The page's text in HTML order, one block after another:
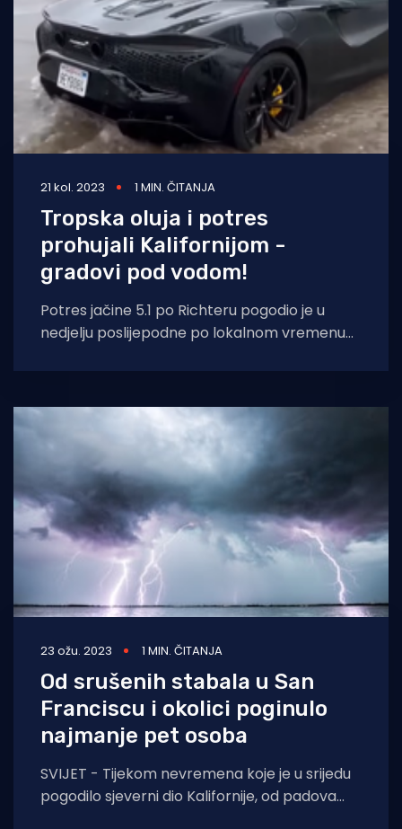
21 kol. 2023 1 MIN. ČITANJA
Tropska oluja i potres
prohujali Kalifornijom -
gradovi pod vodom!
Potres jačine 5.1 po Richteru pogodio je u
nedjelju poslijepodne po lokalnom vremenu
23 ožu. 2023 1 MIN. ČITANJA
Od srušenih stabala u San
Franciscu i okolici poginulo
najmanje pet osoba
SVIJET - Tijekom nevremena koje je u srijedu
pogodilo sjeverni dio Kalifornije, od padova